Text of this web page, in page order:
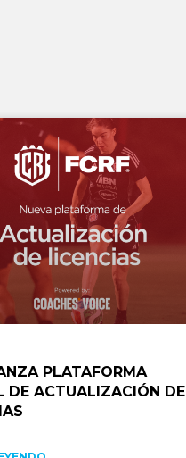
PLATAFORMA
DE ACTUALIZACIÓN DE